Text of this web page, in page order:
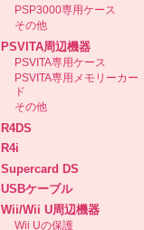
PSP3000専用ケース
その他
PSVITA周辺機器
PSVITA専用ケース
PSVITA専用メモリーカー
ド
その他
R4DS
R4i
Supercard DS
USBケーブル
Wii/Wii U周辺機器
Wii Uの保護